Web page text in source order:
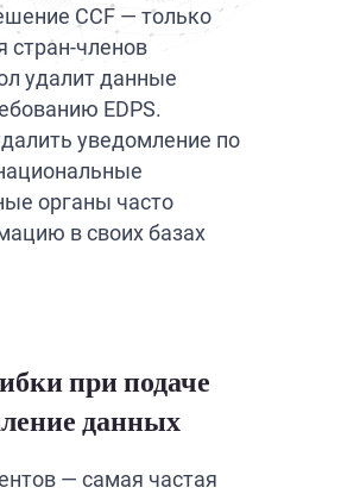
CCF — только
стран-членов
удалит данные
EDPS.
уведомление по
органы часто
в своих базах
при подаче
данных
— самая частая